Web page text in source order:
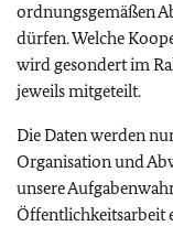
ordnungsgemäßen
dürfen. Welche
wird gesondert im
jeweils mitgeteilt.
Die Daten werden
Organisation und
unsere
Öffentlichkeitsarbeit